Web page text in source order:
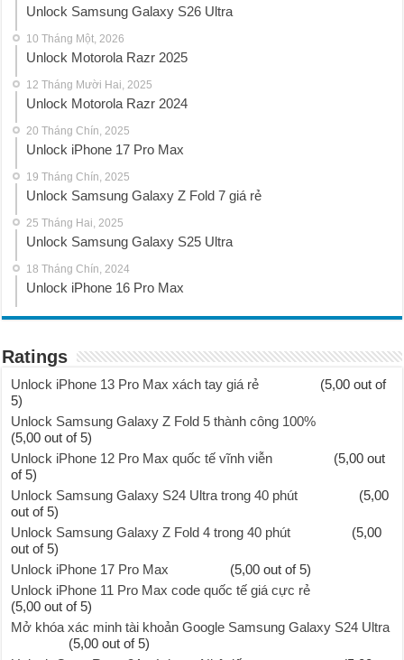
Unlock Samsung Galaxy S26 Ultra
10 Tháng Một, 2026
Unlock Motorola Razr 2025
12 Tháng Mười Hai, 2025
Unlock Motorola Razr 2024
20 Tháng Chín, 2025
Unlock iPhone 17 Pro Max
19 Tháng Chín, 2025
Unlock Samsung Galaxy Z Fold 7 giá rẻ
25 Tháng Hai, 2025
Unlock Samsung Galaxy S25 Ultra
18 Tháng Chín, 2024
Unlock iPhone 16 Pro Max
Ratings
Unlock iPhone 13 Pro Max xách tay giá rẻ
(5,00 out of
5)
Unlock Samsung Galaxy Z Fold 5 thành công 100%
(5,00 out of 5)
Unlock iPhone 12 Pro Max quốc tế vĩnh viễn
(5,00 out
of 5)
Unlock Samsung Galaxy S24 Ultra trong 40 phút
(5,00
out of 5)
Unlock Samsung Galaxy Z Fold 4 trong 40 phút
(5,00
out of 5)
Unlock iPhone 17 Pro Max
(5,00 out of 5)
Unlock iPhone 11 Pro Max code quốc tế giá cực rẻ
(5,00 out of 5)
Mở khóa xác minh tài khoản Google Samsung Galaxy S24 Ultra
(5,00 out of 5)